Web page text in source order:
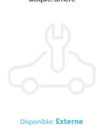
Disponible: Externe